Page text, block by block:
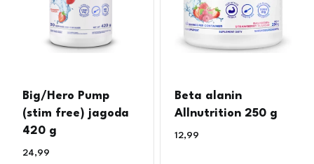
Big/Hero Pump
(stim free) jagoda
420 g
24,99
Beta alanin
Allnutrition 250 g
12,99